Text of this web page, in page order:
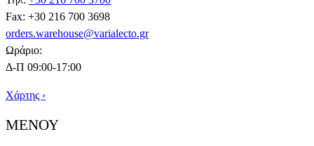
Fax: +30 216 700 3698
orders.warehouse@varialecto.gr
Ωράριο:
Δ-Π 09:00-17:00
Χάρτης ›
ΜΕΝΟΥ